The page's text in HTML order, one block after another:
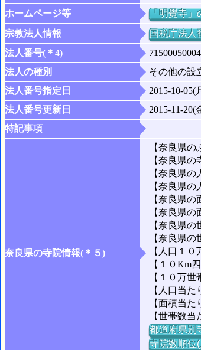
ホームページ等
「明覺寺」
宗教法人情報
国税庁法人
法人番号(＊4)
法人の種別
その他の設
法人番号指定日
2015-10-05(
法人番号更新日
2015-11-20(
特記事項
奈良県の寺院情報(＊５)
【奈良県の
【奈良県
【奈良県の
【奈良県
【奈良県
【奈良県
【奈良県の
【奈良県
【人口１
【１０Km
【１０万
【人口当
【面積当
【世帯数
都道府県別
寺院数順位